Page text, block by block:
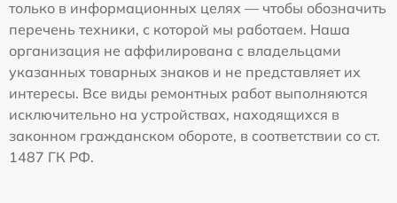
только в информационных целях — чтобы обозначить
перечень техники, с которой мы работаем. Наша
организация не аффилирована с владельцами
указанных товарных знаков и не представляет их
интересы. Все виды ремонтных работ выполняются
исключительно на устройствах, находящихся в
законном гражданском обороте, в соответствии со ст.
1487 ГК РФ.